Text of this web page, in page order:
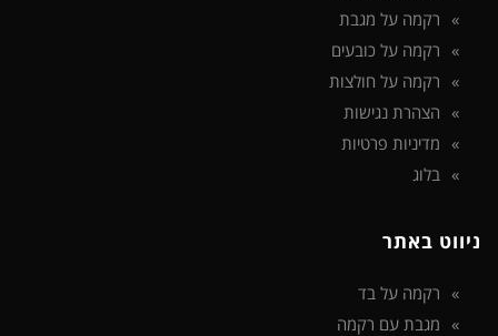
רקמה על מגבת
רקמה על כובעים
רקמה על חולצות
הצהרת נגישות
מדיניות פרטיות
בלוג
ניווט באתר
רקמה על בד
מגבת עם רקמה